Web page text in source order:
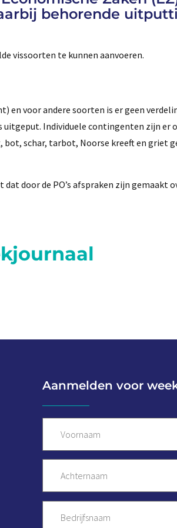
behorende
vissoorten te kunnen aanvoeren.
en voor andere soorten is er geen
Individuele contingenten zijn er
schar, tarbot, Noorse kreeft en griet
door de PO’s afspraken zijn gemaakt
Aanmelden voor